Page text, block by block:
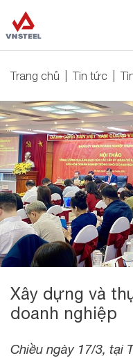
Trang chủ Tin tức
Xây dựng và
doanh nghiệp
Chiều ngày 17/3, tại